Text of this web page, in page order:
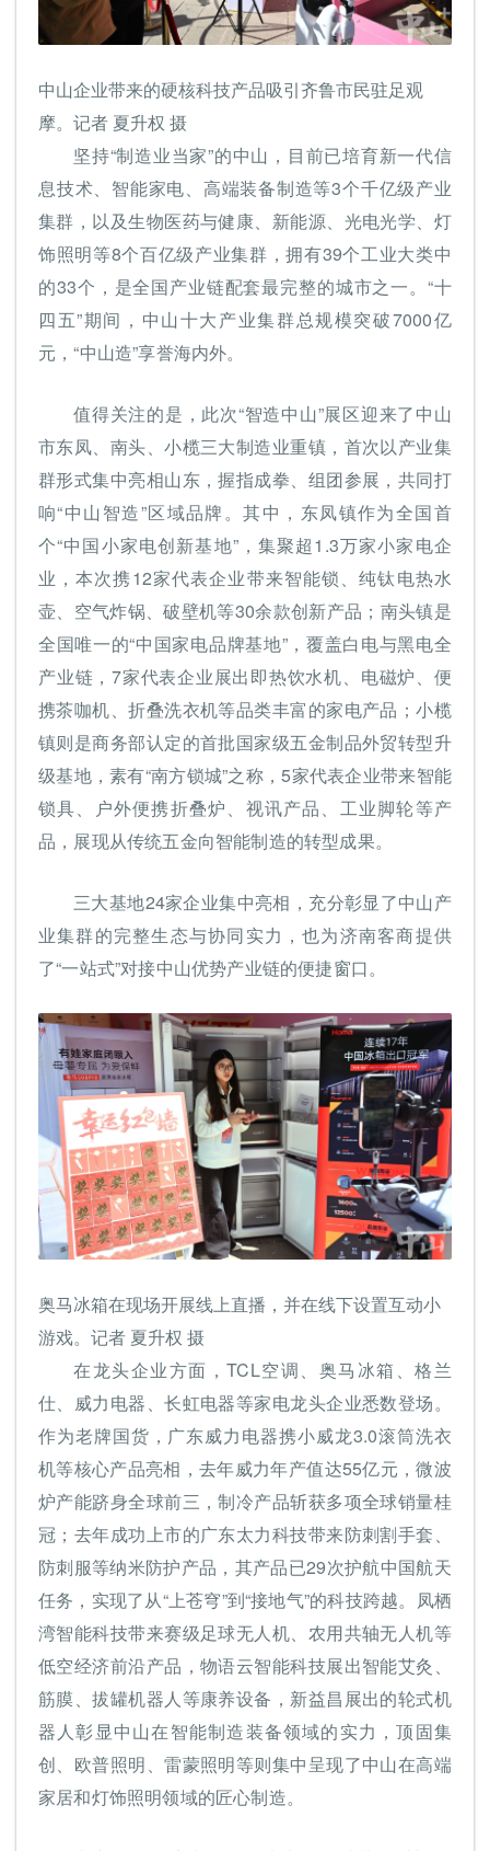
中山企业带来的硬核科技产品吸引齐鲁市民驻足观
摩。记者 夏升权 摄
坚持“制造业当家”的中山，目前已培育新一代信
息技术、智能家电、高端装备制造等3个千亿级产业
集群，以及生物医药与健康、新能源、光电光学、灯
饰照明等8个百亿级产业集群，拥有39个工业大类中
的33个，是全国产业链配套最完整的城市之一。“十
四五”期间，中山十大产业集群总规模突破7000亿
元，“中山造”享誉海内外。
值得关注的是，此次“智造中山”展区迎来了中山
市东凤、南头、小榄三大制造业重镇，首次以产业集
群形式集中亮相山东，握指成拳、组团参展，共同打
响“中山智造”区域品牌。其中，东凤镇作为全国首
个“中国小家电创新基地”，集聚超1.3万家小家电企
业，本次携12家代表企业带来智能锁、纯钛电热水
壶、空气炸锅、破壁机等30余款创新产品；南头镇是
全国唯一的“中国家电品牌基地”，覆盖白电与黑电全
产业链，7家代表企业展出即热饮水机、电磁炉、便
携茶咖机、折叠洗衣机等品类丰富的家电产品；小榄
镇则是商务部认定的首批国家级五金制品外贸转型升
级基地，素有“南方锁城”之称，5家代表企业带来智能
锁具、户外便携折叠炉、视讯产品、工业脚轮等产
品，展现从传统五金向智能制造的转型成果。
三大基地24家企业集中亮相，充分彰显了中山产
业集群的完整生态与协同实力，也为济南客商提供
了“一站式”对接中山优势产业链的便捷窗口。
奥马冰箱在现场开展线上直播，并在线下设置互动小
游戏。记者 夏升权 摄
在龙头企业方面，TCL空调、奥马冰箱、格兰
仕、威力电器、长虹电器等家电龙头企业悉数登场。
作为老牌国货，广东威力电器携小威龙3.0滚筒洗衣
机等核心产品亮相，去年威力年产值达55亿元，微波
炉产能跻身全球前三，制冷产品斩获多项全球销量桂
冠；去年成功上市的广东太力科技带来防刺割手套、
防刺服等纳米防护产品，其产品已29次护航中国航天
任务，实现了从“上苍穹”到“接地气”的科技跨越。凤栖
湾智能科技带来赛级足球无人机、农用共轴无人机等
低空经济前沿产品，物语云智能科技展出智能艾灸、
筋膜、拔罐机器人等康养设备，新益昌展出的轮式机
器人彰显中山在智能制造装备领域的实力，顶固集
创、欧普照明、雷蒙照明等则集中呈现了中山在高端
家居和灯饰照明领域的匠心制造。